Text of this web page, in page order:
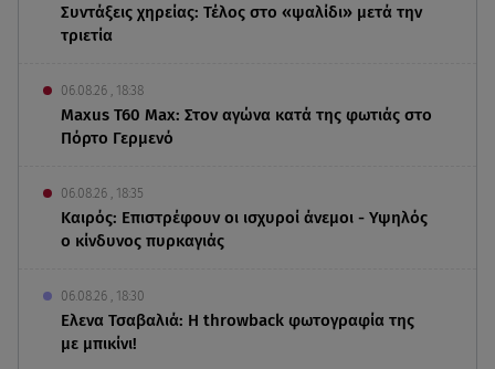
Συντάξεις χηρείας: Τέλος στο «ψαλίδι» μετά την
τριετία
06.08.26 , 18:38
Maxus T60 Max: Στον αγώνα κατά της φωτιάς στο
Πόρτο Γερμενό
06.08.26 , 18:35
Καιρός: Επιστρέφουν οι ισχυροί άνεμοι - Υψηλός
ο κίνδυνος πυρκαγιάς
06.08.26 , 18:30
Ελενα Τσαβαλιά: Η throwback φωτογραφία της
με μπικίνι!